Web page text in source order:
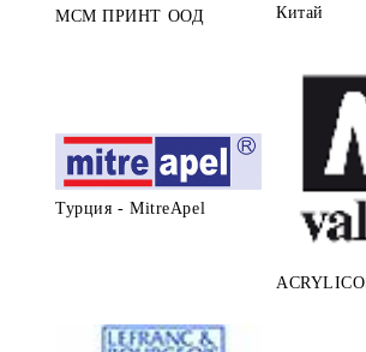
МСМ ПРИНТ ООД Китай
Турция - MitreApel